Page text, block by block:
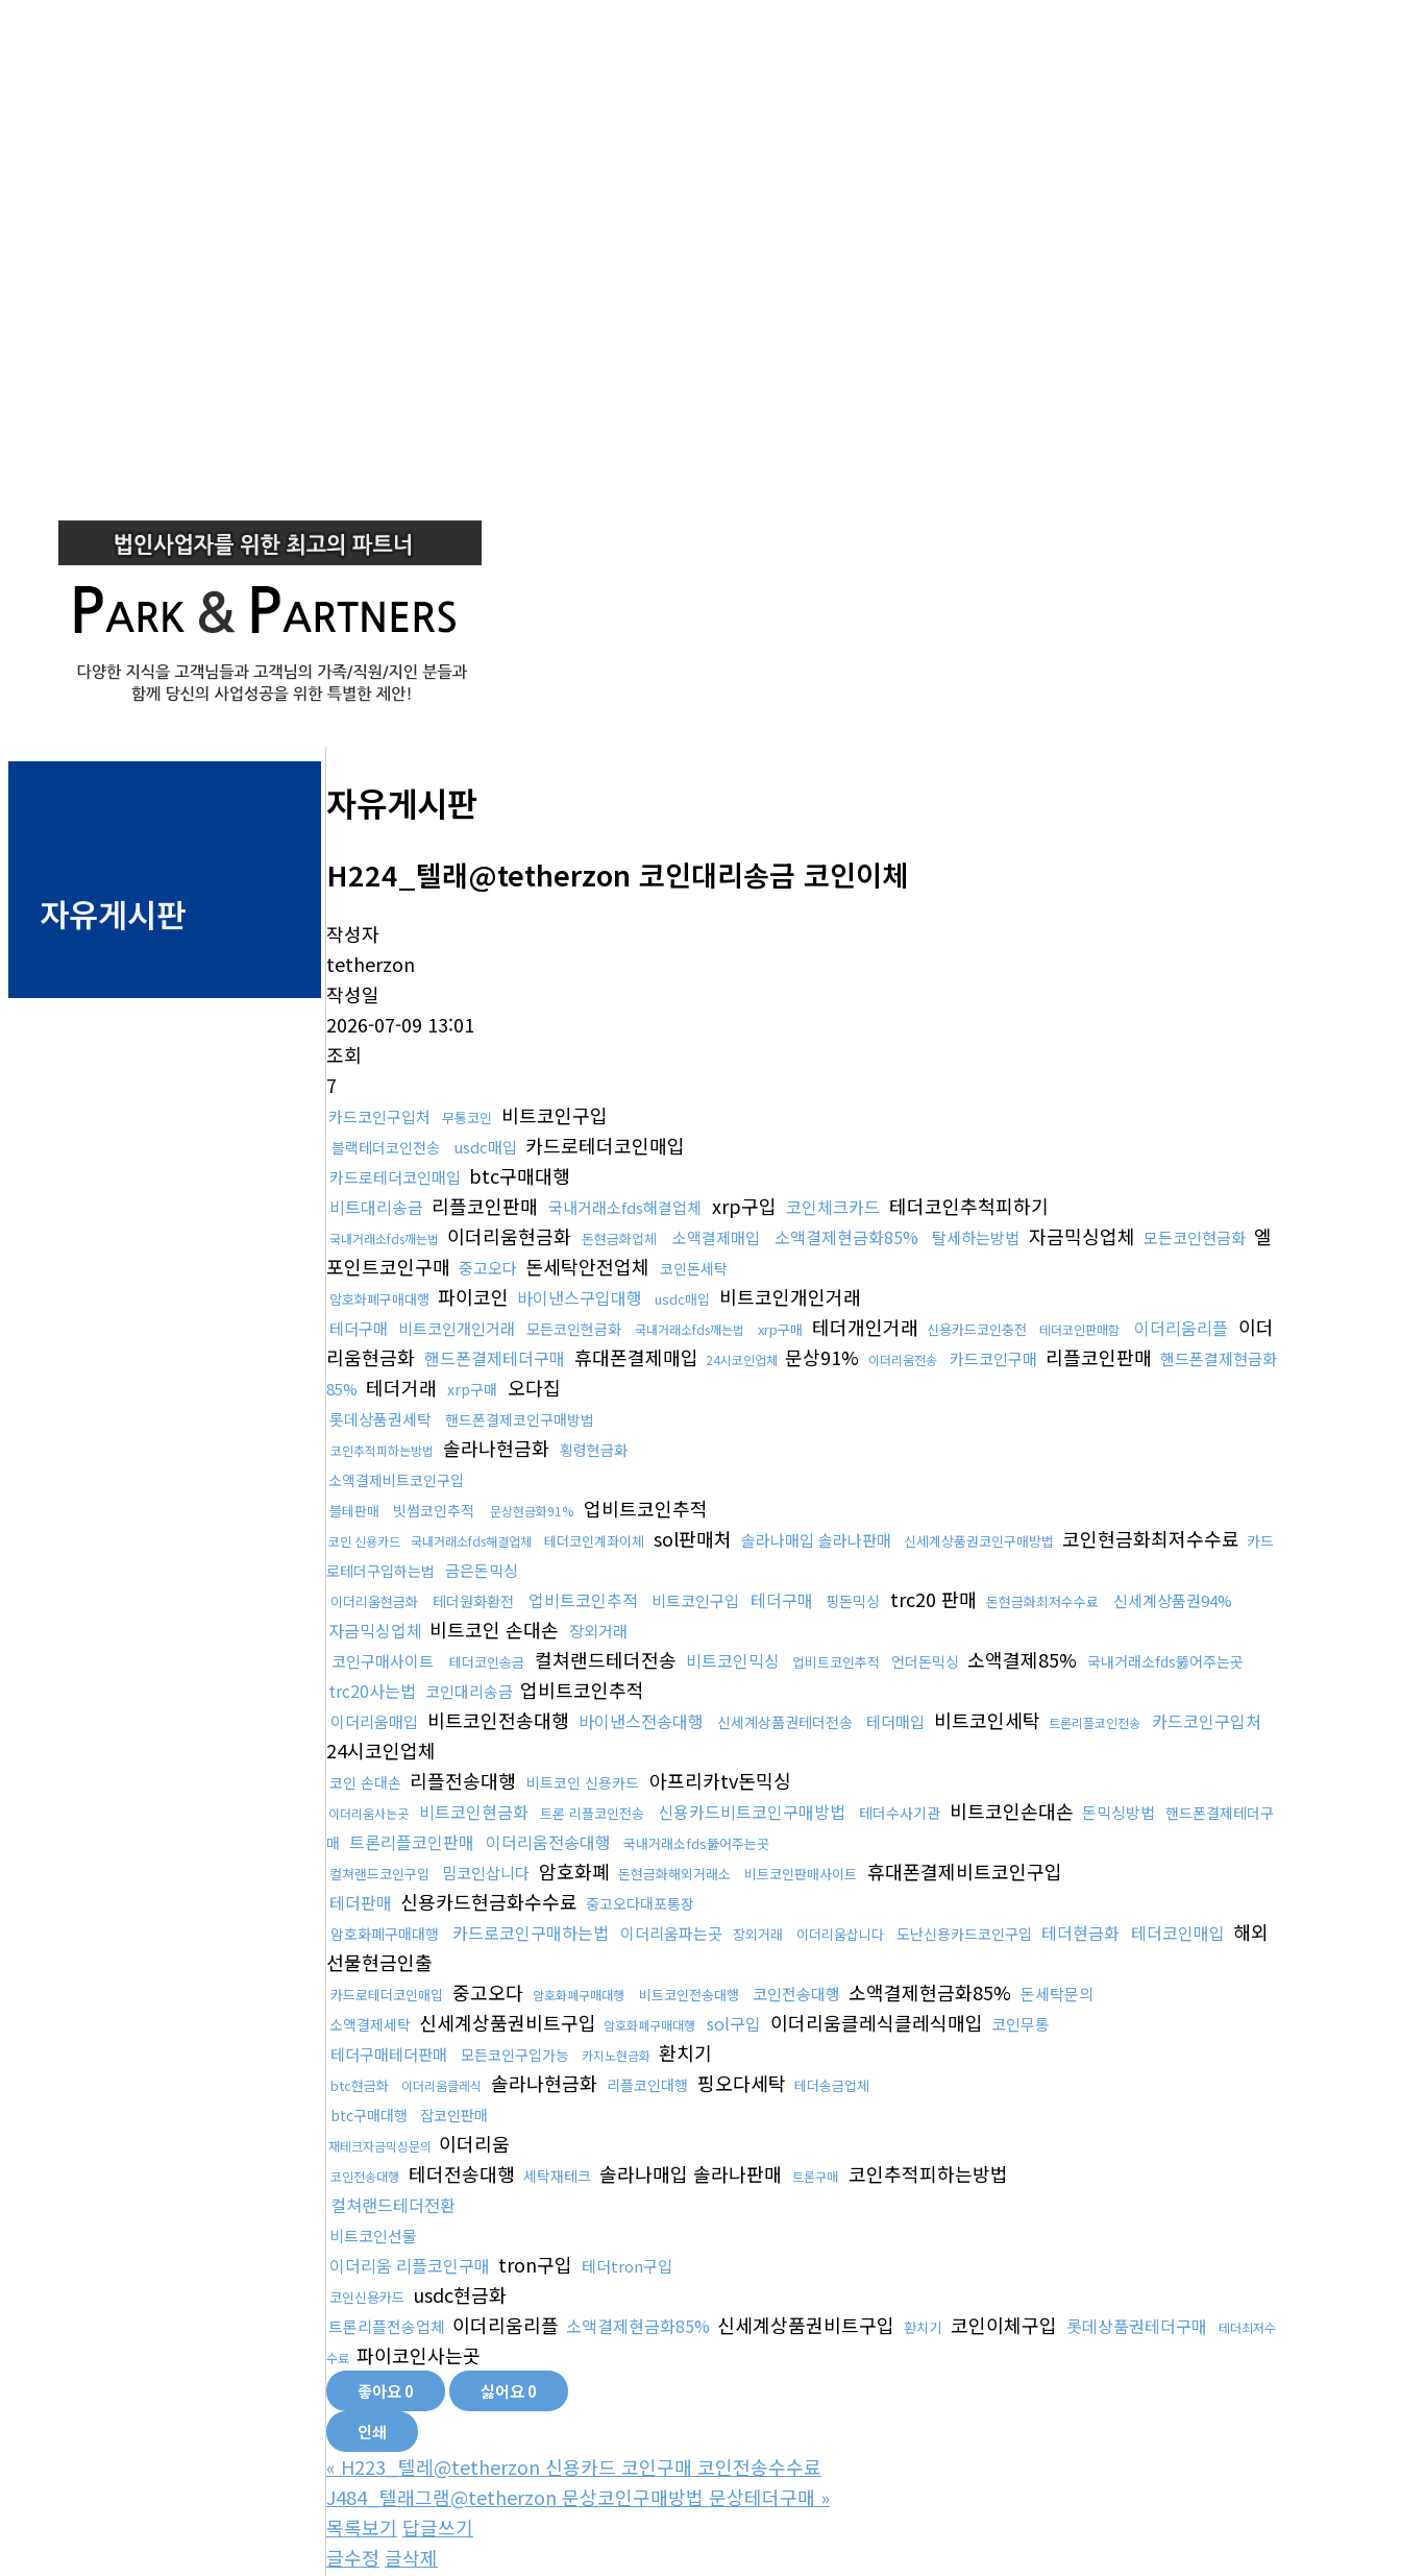
자유게시판
자유게시판
H224_텔래@tetherzon 코인대리송금 코인이체
작성자
tetherzon
작성일
2026-07-09 13:01
조회
7
카드코인구입처 무통코인 비트코인구입
블랙테더코인전송 usdc매입 카드로테더코인매입
카드로테더코인매입 btc구매대행
비트대리송금 리플코인판매 국내거래소fds해결업체 xrp구입 코인체크카드 테더코인추척피하기
국내거래소fds깨는법 이더리움현금화 돈현금화업체 소액결제매입 소액결제현금화85% 탈세하는방법 자금믹싱업체 모든코인현금화 엘
포인트코인구매 중고오다 돈세탁안전업체 코인돈세탁
암호화폐구매대행 파이코인 바이낸스구입대행 usdc매입 비트코인개인거래
테더구매 비트코인개인거래 모든코인현금화 국내거래소fds깨는법 xrp구매 테더개인거래 신용카드코인충전 테더코인판매함 이더리움리플 이더
리움현금화 핸드폰결제테더구매 휴대폰결제매입 24시코인업체 문상91% 이더리움전송 카드코인구매 리플코인판매 핸드폰결제현금화
85% 테더거래 xrp구매 오다집
롯데상품권세탁 핸드폰결제코인구매방법
코인추적피하는방법 솔라나현금화 횡령현금화
소액결제비트코인구입
블테판매 빗썸코인추적 문상현금화91% 업비트코인추적
코인 신용카드 국내거래소fds해결업체 테더코인계좌이체 sol판매처 솔라나매입 솔라나판매 신세계상품권코인구매방법 코인현금화최저수수료 카드
로테더구입하는법 금은돈믹싱
이더리움현금화 테더원화환전 업비트코인추적 비트코인구입 테더구매 핑돈믹싱 trc20 판매 돈현금화최저수수료 신세계상품권94%
자금믹싱업체 비트코인 손대손 장외거래
코인구매사이트
테더코인송금 컬쳐랜드테더전송 비트코인믹싱 업비트코인추적 언더돈믹싱 소액결제85% 국내거래소fds뚫어주는곳
trc20사는법 코인대리송금 업비트코인추적
이더리움매입 비트코인전송대행 바이낸스전송대행 신세계상품권테더전송 테더매입 비트코인세탁 트론리플코인전송 카드코인구입처
24시코인업체
코인 손대손 리플전송대행 비트코인 신용카드 아프리카tv돈믹싱
이더리움사는곳 비트코인현금화 트론 리플코인전송 신용카드비트코인구매방법 테더수사기관 비트코인손대손 돈믹싱방법 핸드폰결제테더구
매 트론리플코인판매 이더리움전송대행
국내거래소fds뚫어주는곳
컬쳐랜드코인구입
밈코인삽니다 암호화폐 돈현금화해외거래소 비트코인판매사이트 휴대폰결제비트코인구입
테더판매 신용카드현금화수수료 중고오다대포통장
암호화폐구매대행
카드로코인구매하는법 이더리움파는곳 장외거래 이더리움삽니다 도난신용카드코인구입 테더현금화 테더코인매입 해외
선물현금인출
카드로테더코인매입 중고오다 암호화폐구매대행 비트코인전송대행 코인전송대행 소액결제현금화85% 돈세탁문의
소액결제세탁 신세계상품권비트구입 암호화폐구매대행 sol구입 이더리움클레식클레식매입 코인무통
테더구매테더판매
모든코인구입가능 카지노현금화 환치기
btc현금화 이더리움클레식 솔라나현금화 리플코인대행 핑오다세탁 테더송금업체
btc구매대행 잡코인판매
재테크자금믹싱문의 이더리움
코인전송대행 테더전송대행 세탁재테크 솔라나매입 솔라나판매 트론구매 코인추적피하는방법
컬쳐랜드테더전환
비트코인선물
이더리움 리플코인구매 tron구입 테더tron구입
코인신용카드 usdc현금화
트론리플전송업체 이더리움리플 소액결제현금화85% 신세계상품권비트구입 환치기 코인이체구입 롯데상품권테더구매
테더최저수
수료 파이코인사는곳
좋아요0 싫어요0
인쇄
« H223_텔레@tetherzon 신용카드 코인구매 코인전송수수료
J484_텔래그램@tetherzon 문상코인구매방법 문상테더구매 »
목록보기 답글쓰기
글수정 글삭제